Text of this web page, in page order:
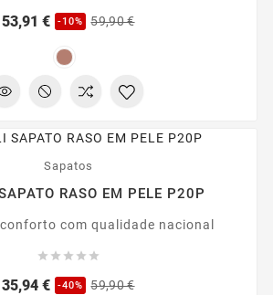
53,91 € -10% 59,90 €Preço
Preço
Sapatos
RASO EM PELE P20P
com qualidade nacional
    
35,94 € -40% 59,90 €Preço
Preço